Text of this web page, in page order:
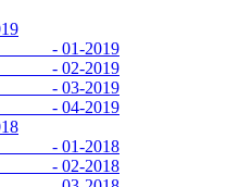
2019
2019
2019
2019
2018
2018